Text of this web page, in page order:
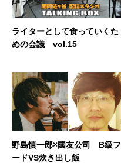
ライターとして食っていくた
めの会議 vol.15
野島慎一郎×國友公司 B級フ
ードVS炊き出し飯